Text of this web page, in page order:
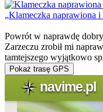
Klameczka naprawiona
Powrót w naprawdę
Zarzeczu zrobił mi
tamtejszego wyjątkowo
Pokaż trasę GPS